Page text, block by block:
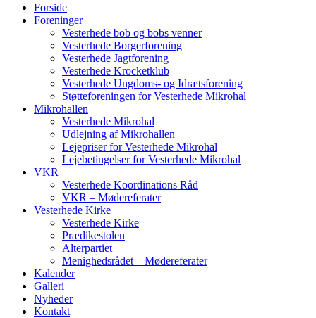
Forside
Foreninger
Vesterhede bob og bobs venner
Vesterhede Borgerforening
Vesterhede Jagtforening
Vesterhede Krocketklub
Vesterhede Ungdoms- og Idrætsforening
Støtteforeningen for Vesterhede Mikrohal
Mikrohallen
Vesterhede Mikrohal
Udlejning af Mikrohallen
Lejepriser for Vesterhede Mikrohal
Lejebetingelser for Vesterhede Mikrohal
VKR
Vesterhede Koordinations Råd
VKR – Mødereferater
Vesterhede Kirke
Vesterhede Kirke
Prædikestolen
Alterpartiet
Menighedsrådet – Mødereferater
Kalender
Galleri
Nyheder
Kontakt